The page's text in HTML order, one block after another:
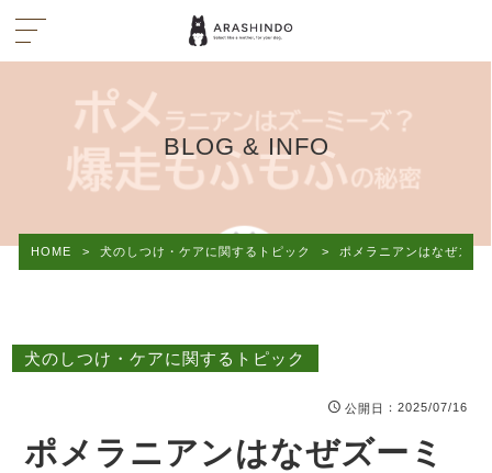
BLOG & INFO
HOME > 犬のしつけ・ケアに関するトピック > ポメラニアンはなぜズー
犬のしつけ・ケアに関するトピック
公開日 ：2025/07/16
ポメラニアンはなぜズーミ